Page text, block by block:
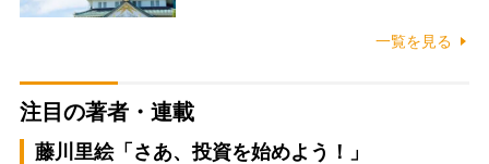
一覧を見る
注目の著者・連載
藤川里絵「さあ、投資を始めよう！」